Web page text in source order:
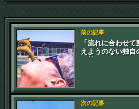
前の記事
「流れに合わせ
えようのない独
次の記事